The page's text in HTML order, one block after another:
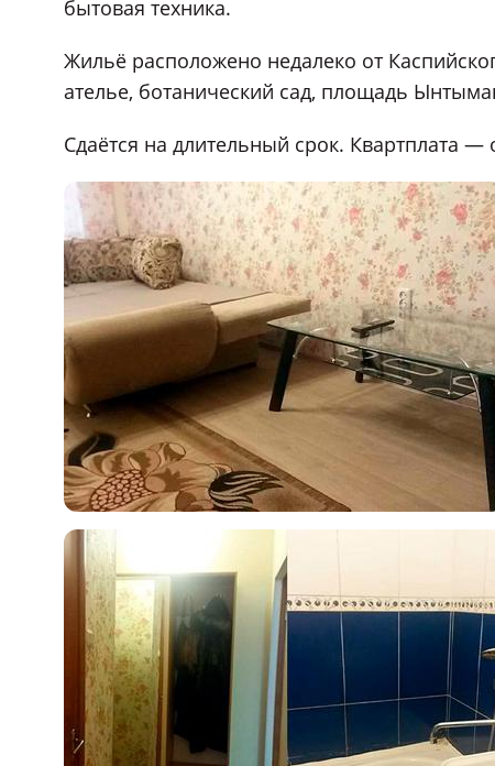
бытовая техника.
Жильё расположено недалеко от
ателье, ботанический сад, площадь
Сдаётся на длительный срок. Квартплата —